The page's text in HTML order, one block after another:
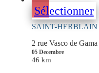
Sélectionner
SAINT-HERBLAIN
2 rue Vasco de Gama
05 Decembre
46 km